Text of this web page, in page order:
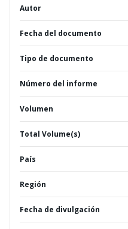
Autor
Fecha del documento
Tipo de documento
Número del informe
Volumen
Total Volume(s)
País
Región
Fecha de divulgación